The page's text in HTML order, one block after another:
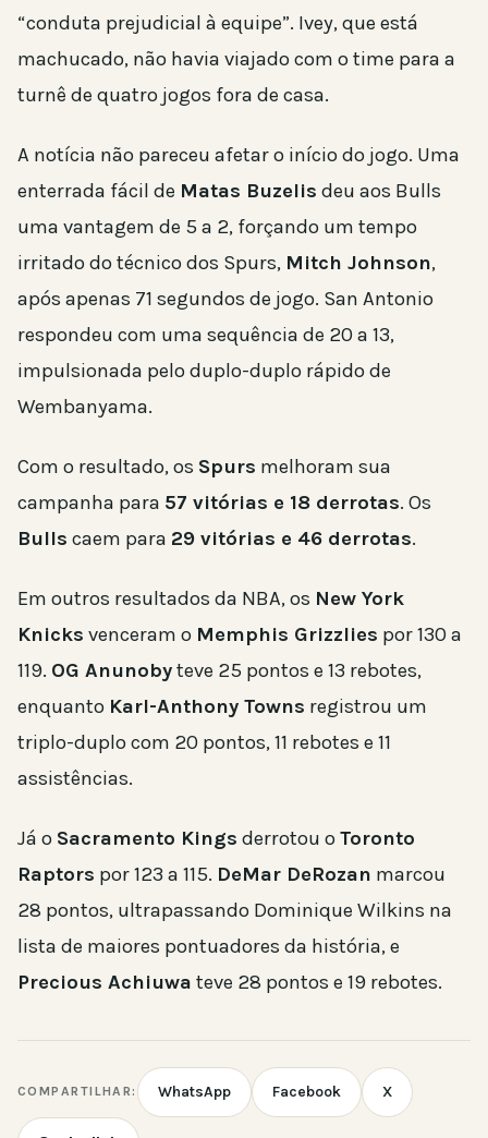
“conduta prejudicial à equipe”. Ivey, que está
machucado, não havia viajado com o time para a
turnê de quatro jogos fora de casa.
A notícia não pareceu afetar o início do jogo. Uma
enterrada fácil de Matas Buzelis deu aos Bulls
uma vantagem de 5 a 2, forçando um tempo
irritado do técnico dos Spurs, Mitch Johnson,
após apenas 71 segundos de jogo. San Antonio
respondeu com uma sequência de 20 a 13,
impulsionada pelo duplo-duplo rápido de
Wembanyama.
Com o resultado, os Spurs melhoram sua
campanha para 57 vitórias e 18 derrotas. Os
Bulls caem para 29 vitórias e 46 derrotas.
Em outros resultados da NBA, os New York
Knicks venceram o Memphis Grizzlies por 130 a
119. OG Anunobyteve 25 pontos e 13 rebotes,
enquanto Karl-Anthony Towns registrou um
triplo-duplo com 20 pontos, 11 rebotes e 11
assistências.
Já o Sacramento Kings derrotou oToronto
Raptors por 123 a 115. DeMar DeRozan marcou
28 pontos, ultrapassando Dominique Wilkins na
lista de maiores pontuadores da história, e
Precious Achiuwa teve 28 pontos e 19 rebotes.
COMPARTILHAR: WhatsApp Facebook X